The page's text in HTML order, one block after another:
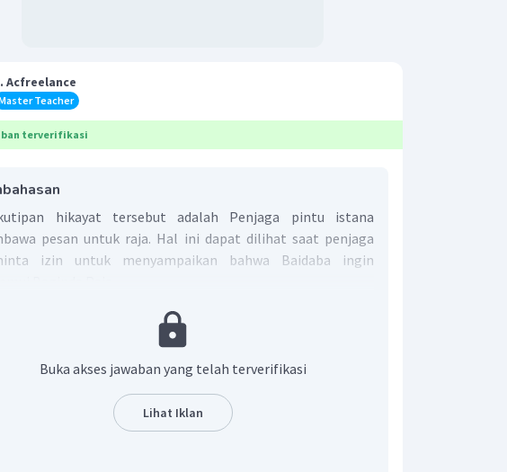
Acfreelance
Teacher
terverifikasi
hikayat tersebut adalah Penjaga pintu istana
pesan untuk raja. Hal ini dapat dilihat saat penjaga
izin untuk menyampaikan bahwa Baidaba ingin
Buka akses jawaban yang telah terverifikasi
Lihat Iklan